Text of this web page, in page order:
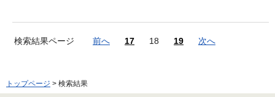
検索結果ページ 前へ 17 18 19 次へ
トップページ > 検索結果